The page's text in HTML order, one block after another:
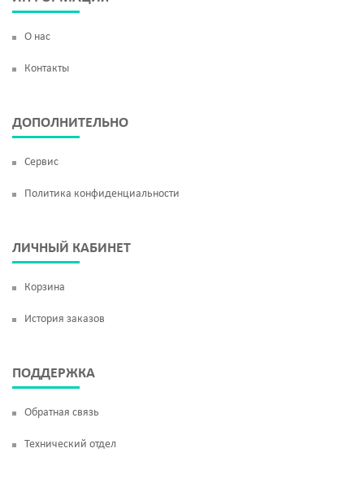
О нас
Контакты
ДОПОЛНИТЕЛЬНО
Сервис
Политика конфиденциальности
ЛИЧНЫЙ КАБИНЕТ
Корзина
История заказов
ПОДДЕРЖКА
Обратная связь
Технический отдел